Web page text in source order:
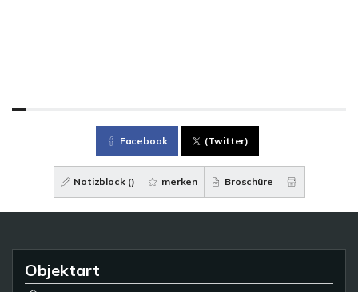
Facebook (Twitter)
Notizblock () merken Broschüre
Objektart